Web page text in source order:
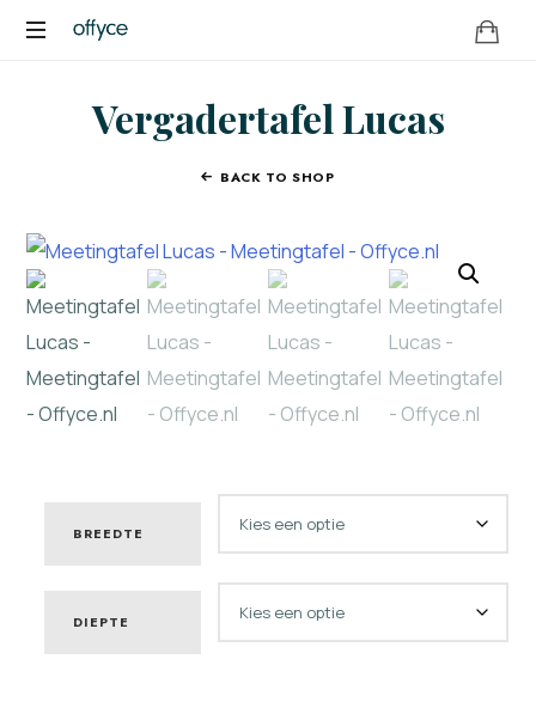
OFFYCE.NL
werkplek,
Vergadertafel Lucas
BACK TO SHOP
BREEDTE
DIEPTE